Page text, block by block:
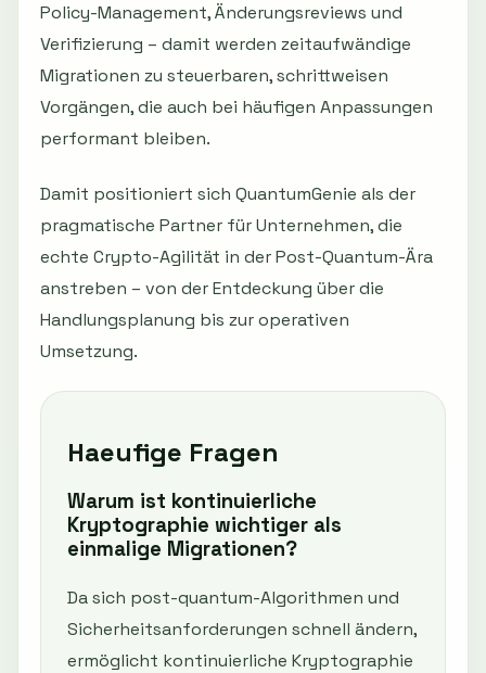
Policy-Management, Änderungsreviews und
Verifizierung – damit werden zeitaufwändige
Migrationen zu steuerbaren, schrittweisen
Vorgängen, die auch bei häufigen Anpassungen
performant bleiben.
Damit positioniert sich QuantumGenie als der
pragmatische Partner für Unternehmen, die
echte Crypto-Agilität in der Post-Quantum-Ära
anstreben – von der Entdeckung über die
Handlungsplanung bis zur operativen
Umsetzung.
Haeufige Fragen
Warum ist kontinuierliche
Kryptographie wichtiger als
einmalige Migrationen?
Da sich post-quantum-Algorithmen und
Sicherheitsanforderungen schnell ändern,
ermöglicht kontinuierliche Kryptographie